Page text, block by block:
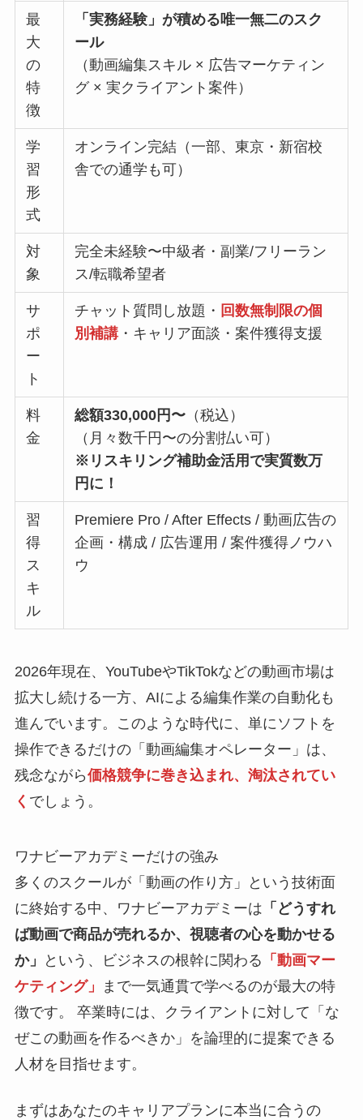
最
大
の
特
徴
「実務経験」が積める唯一無二のスク
ール
（動画編集スキル × 広告マーケティン
グ × 実クライアント案件）
学
習
形
式
オンライン完結（一部、東京・新宿校
舎での通学も可）
対
象
完全未経験〜中級者・副業/フリーラン
ス/転職希望者
サ
ポ
ー
ト
チャット質問し放題・ 回数無制限の個
別補講 ・キャリア面談・案件獲得支援
料
金
総額330,000円〜 （税込）
（月々数千円〜の分割払い可）
※リスキリング補助金活用で実質数万
円に！
習
得
ス
キ
ル
Premiere Pro / After Effects / 動画広告の
企画・構成 / 広告運用 / 案件獲得ノウハ
ウ
2026年現在、YouTubeやTikTokなどの動画市場は
拡大し続ける一方、AIによる編集作業の自動化も
進んでいます。このような時代に、単にソフトを
操作できるだけの「動画編集オペレーター」は、
残念ながら価格競争に巻き込まれ、淘汰されてい
く でしょう。
ワナビーアカデミーだけの強み
多くのスクールが「動画の作り方」という技術面
に終始する中、ワナビーアカデミーは 「どうすれ
ば動画で商品が売れるか、視聴者の心を動かせる
か」
という、ビジネスの根幹に関わる 「動画マー
ケティング」
まで一気通貫で学べるのが最大の特
徴です。 卒業時には、クライアントに対して「な
ぜこの動画を作るべきか」を論理的に提案できる
人材を目指せます。
まずはあなたのキャリアプランに本当に合うの